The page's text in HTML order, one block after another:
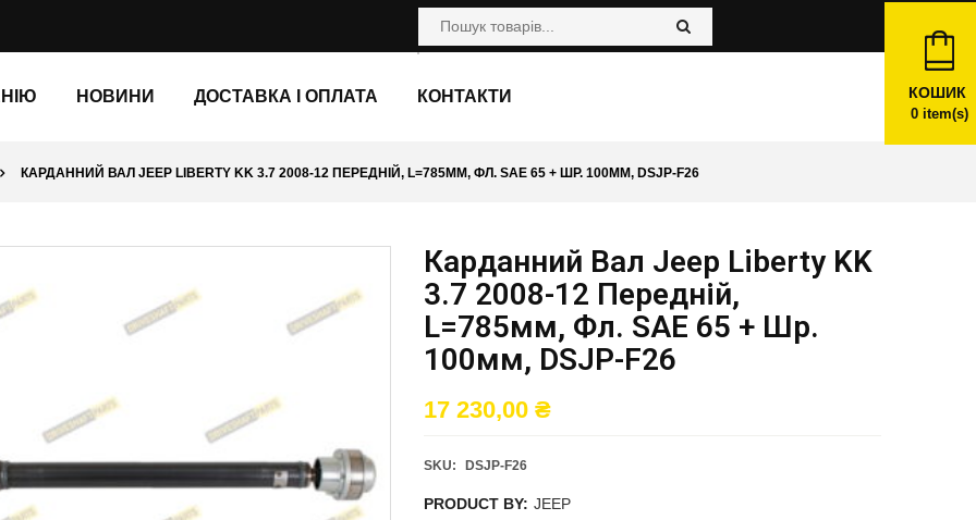
НОВИНИ ДОСТАВКА І ОПЛАТА КОНТАКТИ КОШИК
0item(s)
КАРДАННИЙ ВАЛ JEEP LIBERTY KK 3.7 2008-12 ПЕРЕДНІЙ, L=785ММ, ФЛ. SAE 65 + ШР. 100ММ, DSJP-F26
Карданний Вал Jeep Liberty KK
3.7 2008-12 Передній,
L=785мм, Фл. SAE 65 + Шр.
100мм, DSJP-F26
17 230,00 ₴
SKU: DSJP-F26
PRODUCT BY: JEEP